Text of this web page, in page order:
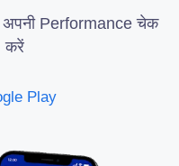
Performance चेक
करें